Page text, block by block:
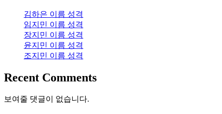
김하은 이름 성격
임지민 이름 성격
장지민 이름 성격
윤지민 이름 성격
조지민 이름 성격
Recent Comments
보여줄 댓글이 없습니다.